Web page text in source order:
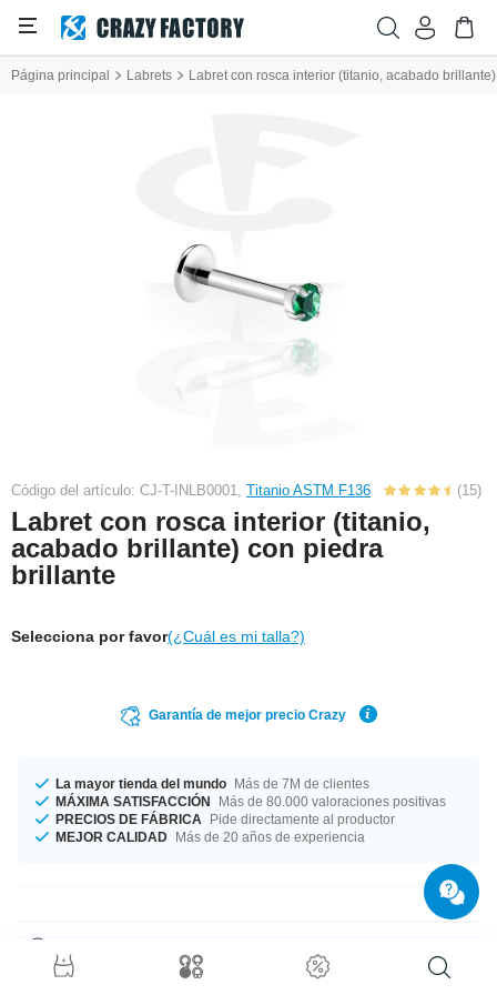
Página principal Labrets Labret con rosca interior (titanio, acabado
Código del artículo: CJ-T-INLB0001, Titanio ASTM F136 (15)
Labret con rosca interior (titanio,
acabado brillante) con piedra
brillante
Selecciona por favor(¿Cuál es mi talla?)
Garantía de mejor precio Crazy
La mayor tienda del mundo Más de 7M de clientes
MÁXIMA SATISFACCIÓN
Más de 80.000 valoraciones positivas
PRECIOS DE FÁBRICA
Pide directamente al productor
MEJOR CALIDAD Más de 20 años de experiencia
Este artículo está disponible en un ancho de barra de 1.2 mm. Puedes